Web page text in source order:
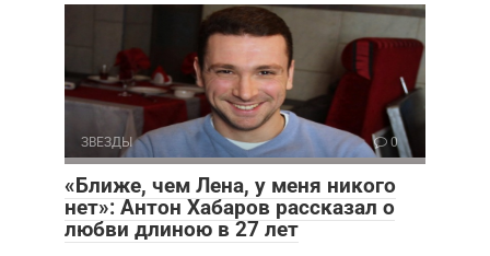
ЗВЕЗДЫ 0
«Ближе, чем Лена, у меня никого
нет»: Антон Хабаров рассказал о
любви длиною в 27 лет